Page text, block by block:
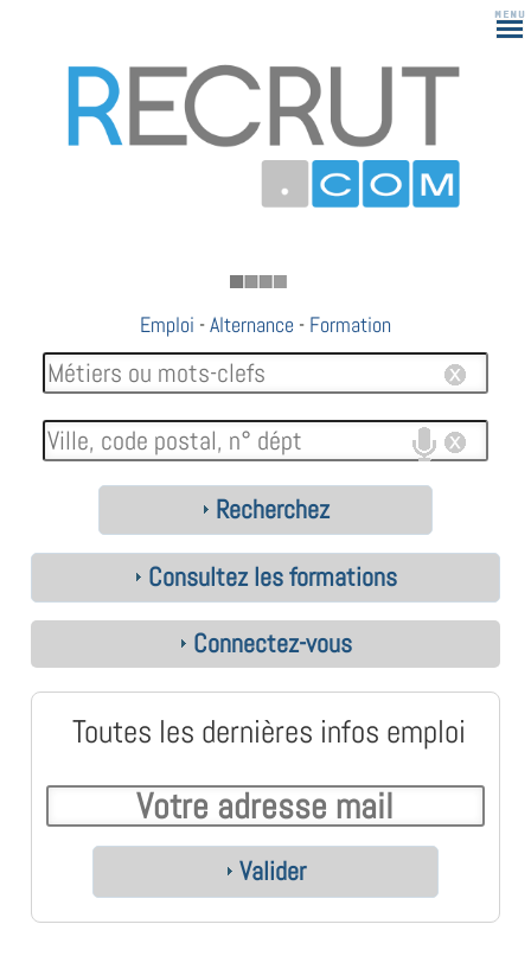
183
Emploi -Alternance - Formation
Recherchez
Consultez les formations
Connectez-vous
Toutes les dernières infos emploi
Valider